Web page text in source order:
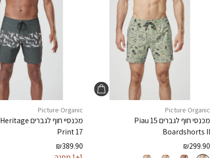
Picture Organic
מכנסי חוף לגבריםPiau 15
Boardshorts II
₪299.90
Picture Organic
מכנסיי חוף לגברים
Print 17
₪389.90